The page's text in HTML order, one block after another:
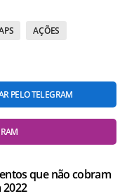
AÇÕES
PELO TELEGRAM
que não cobram